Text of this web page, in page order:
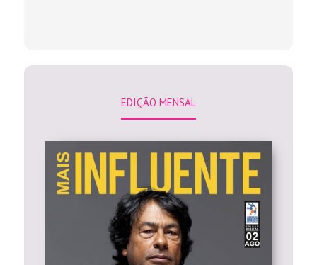
EDIÇÃO MENSAL